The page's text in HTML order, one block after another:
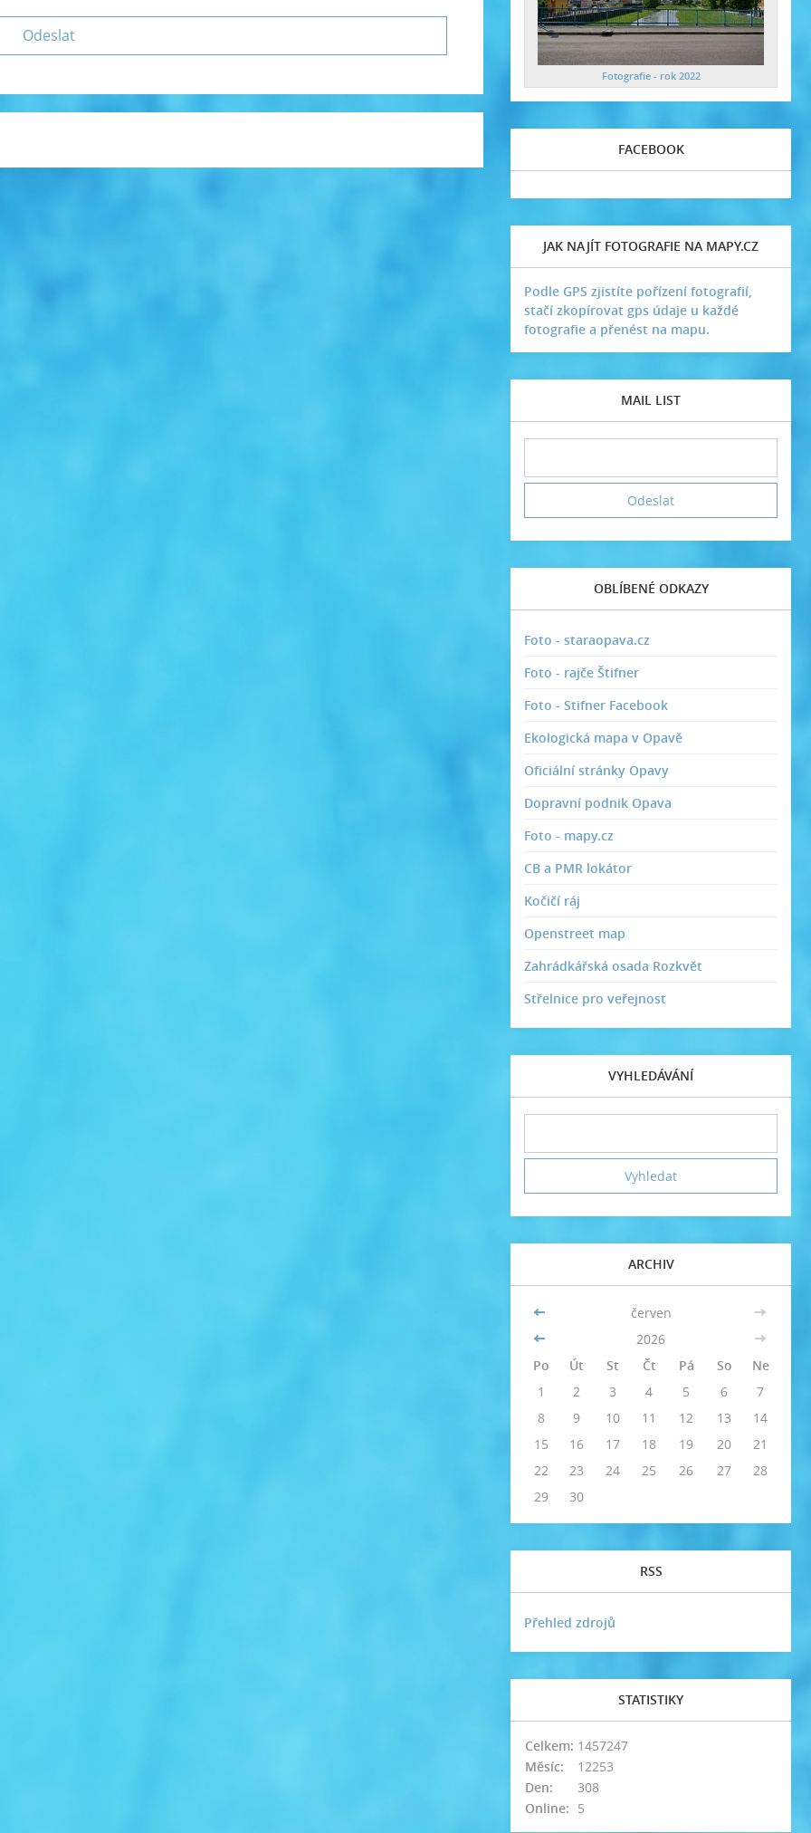
Fotografie - rok 2022
FACEBOOK
JAK NAJÍT FOTOGRAFIE NA MAPY.CZ
Podle GPS zjistíte pořízení fotografií,
stačí zkopírovat gps údaje u každé
fotografie a přenést na mapu.
MAIL LIST
OBLÍBENÉ ODKAZY
Foto - staraopava.cz
Foto - rajče Štifner
Foto - Stifner Facebook
Ekologická mapa v Opavě
Oficiální stránky Opavy
Dopravní podnik Opava
Foto - mapy.cz
CB a PMR lokátor
Kočičí ráj
Openstreet map
Zahrádkářská osada Rozkvět
Střelnice pro veřejnost
VYHLEDÁVÁNÍ
ARCHIV
<< červen
>>
<<
2026
>>
Po
Út St Čt Pá So
Ne
1
2 3 4 5 6
7
8
9 10 11 12 13
14
15
16 17 18 19 20
21
22
23 24 25 26 27
28
29
30
RSS
Přehled zdrojů
STATISTIKY
Online: 5
Celkem: 1457247
Měsíc:
12253
Den:
308